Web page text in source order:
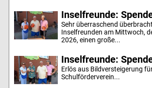
Inselfreunde:
Sehr überraschend
Inselfreunden am Mittwoch,
2026, einen große...
Inselfreunde:
Erlös aus Bildversteigerung
Schulförderverein...